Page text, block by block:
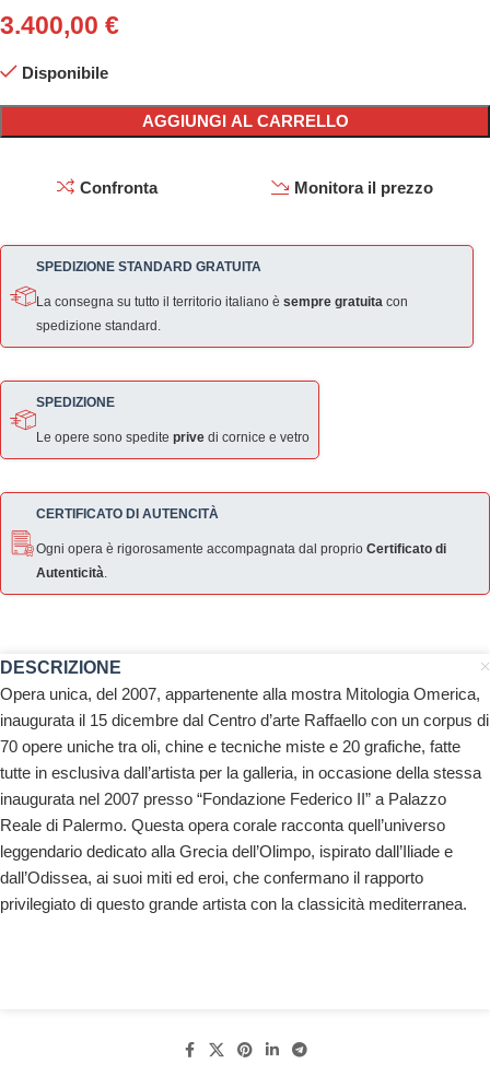
3.400,00 €
Disponibile
AGGIUNGI AL CARRELLO
Confronta Monitora il prezzo
SPEDIZIONE STANDARD GRATUITA
La consegna su tutto il territorio italiano è sempre gratuita con
spedizione standard.
SPEDIZIONE
Le opere sono spedite prive di cornice e vetro
CERTIFICATO DI AUTENCITÀ
Ogni opera è rigorosamente accompagnata dal proprio Certificato di
Autenticità.
DESCRIZIONE
Opera unica, del 2007, appartenente alla mostra Mitologia Omerica,
inaugurata il 15 dicembre dal Centro d’arte Raffaello con un corpus di
70 opere uniche tra oli, chine e tecniche miste e 20 grafiche, fatte
tutte in esclusiva dall’artista per la galleria, in occasione della stessa
inaugurata nel 2007 presso “Fondazione Federico II” a Palazzo
Reale di Palermo. Questa opera corale racconta quell’universo
leggendario dedicato alla Grecia dell’Olimpo, ispirato dall’Iliade e
dall’Odissea, ai suoi miti ed eroi, che confermano il rapporto
privilegiato di questo grande artista con la classicità mediterranea.